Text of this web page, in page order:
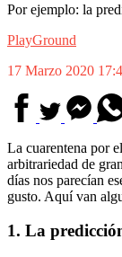
Por ejemplo: la
PlayGround
17 Marzo 2020
La cuarentena por
arbitrariedad de
días nos parecían
gusto. Aquí van
1. La